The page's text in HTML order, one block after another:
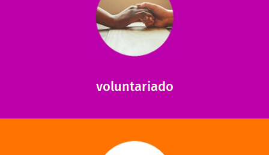
voluntariado
ajudar com certos assuntos. Entre em contato conosco e
saiba como nos ajudar.
saiba mais